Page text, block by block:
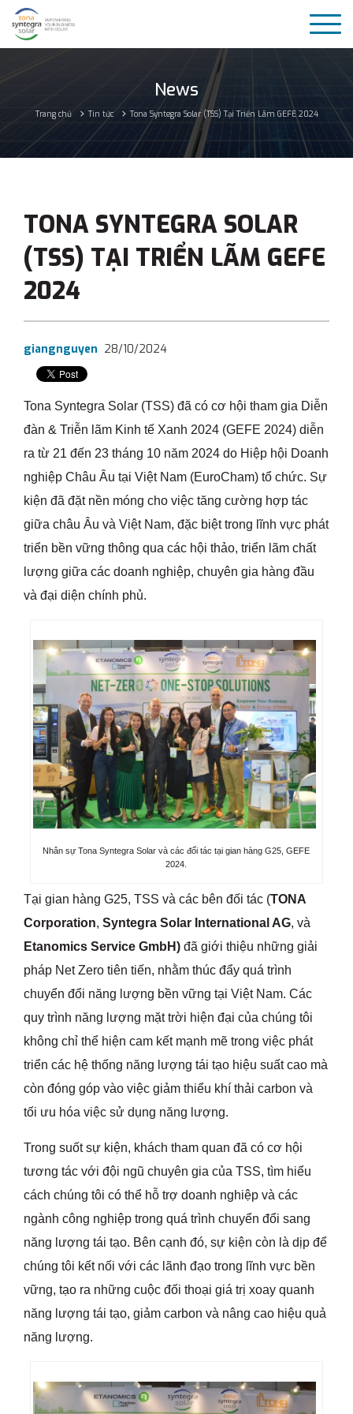
News
Trang chủ Tin tức Tona Syntegra Solar (TSS) Tại Triển Lãm GEFE 2024
TONA SYNTEGRA SOLAR
(TSS) TẠI TRIỂN LÃM GEFE
2024
giangnguyen 28/10/2024
Tona Syntegra Solar (TSS) đã có cơ hội tham gia Diễn
đàn & Triễn lãm Kinh tế Xanh 2024 (GEFE 2024) diễn
ra từ 21 đến 23 tháng 10 năm 2024 do Hiệp hội Doanh
nghiệp Châu Âu tại Việt Nam (EuroCham) tổ chức. Sự
kiện đã đặt nền móng cho việc tăng cường hợp tác
giữa châu Âu và Việt Nam, đặc biệt trong lĩnh vực phát
triển bền vững thông qua các hội thảo, triển lãm chất
lượng giữa các doanh nghiệp, chuyên gia hàng đầu
và đại diện chính phủ.
Nhân sự Tona Syntegra Solar và các đối tác tại gian hàng G25, GEFE
2024.
Tại gian hàng G25, TSS và các bên đối tác (TONA
Corporation, Syntegra Solar International AG, và
Etanomics Service GmbH) đã giới thiệu những giải
pháp Net Zero tiên tiến, nhằm thúc đẩy quá trình
chuyển đổi năng lượng bền vững tại Việt Nam. Các
quy trình năng lượng mặt trời hiện đại của chúng tôi
không chỉ thể hiện cam kết mạnh mẽ trong việc phát
triển các hệ thống năng lượng tái tạo hiệu suất cao mà
còn đóng góp vào việc giảm thiểu khí thải carbon và
tối ưu hóa việc sử dụng năng lượng.
Trong suốt sự kiện, khách tham quan đã có cơ hội
tương tác với đội ngũ chuyên gia của TSS, tìm hiểu
cách chúng tôi có thể hỗ trợ doanh nghiệp và các
ngành công nghiệp trong quá trình chuyển đổi sang
năng lượng tái tạo. Bên cạnh đó, sự kiện còn là dịp để
chúng tôi kết nối với các lãnh đạo trong lĩnh vực bền
vững, tạo ra những cuộc đối thoại giá trị xoay quanh
năng lượng tái tạo, giảm carbon và nâng cao hiệu quả
năng lượng.